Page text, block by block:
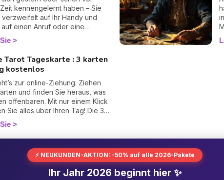
wirklich Klarheit.
kennengelernt haben – Sie
verzweifelt auf Ihr Handy und
einen Anruf oder eine
Keine Neuigkeiten... Keine
sind gute Nachrichten, heißt
an Sie? 🔮
Tarot Tageskarte : 3 karten
kostenlos
zur online-Ziehung: Ziehen
und finden Sie heraus, was
offenbaren. Mit nur einem Klick
Sie alles über Ihren Tag! Die 3
für die drei wichtigen
Ihres Lebens: Liebe, Arbeit und
Verfassung des Tages.
⚡ NEUKUNDEN-AKTION: -50% auf alle 2026-Pakete
Ihr Jahr 2026 beginnt hier ✨